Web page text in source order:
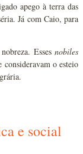
apego à terra das
Já com Caio, para
Esses nobiles
consideravam o esteio
e social